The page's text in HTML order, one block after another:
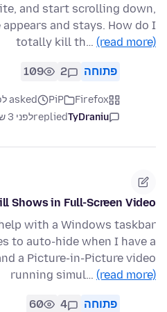
and start scrolling down,
and stays. How do I
totally kill th… (read more)
פתוחה 2
109
Firefox
PiP
asked לפני 4 שבועות
TyDraniu
repliedלפני 3 שבועות
Shows in Full-Screen Video
with a Windows taskbar
to auto-hide when I have a
a Picture-in-Picture video
running simul… (read more)
פתוחה 4
60